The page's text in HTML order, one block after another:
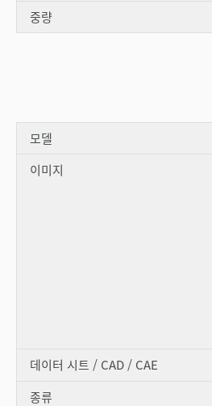
중량
모델
이미지
데이터 시트 / CAD / CAE
종류